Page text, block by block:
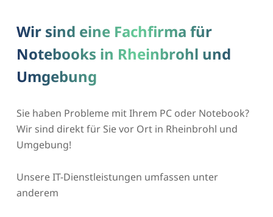
Wir sind eine Fachfirma für
Notebooks in Rheinbrohl und
Umgebung
Sie haben Probleme mit Ihrem PC oder Notebook?
Wir sind direkt für Sie vor Ort in Rheinbrohl und
Umgebung!
Unsere IT-Dienstleistungen umfassen unter
anderem